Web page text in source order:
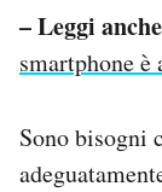
– Leggi
smartphone è
Sono bisogni